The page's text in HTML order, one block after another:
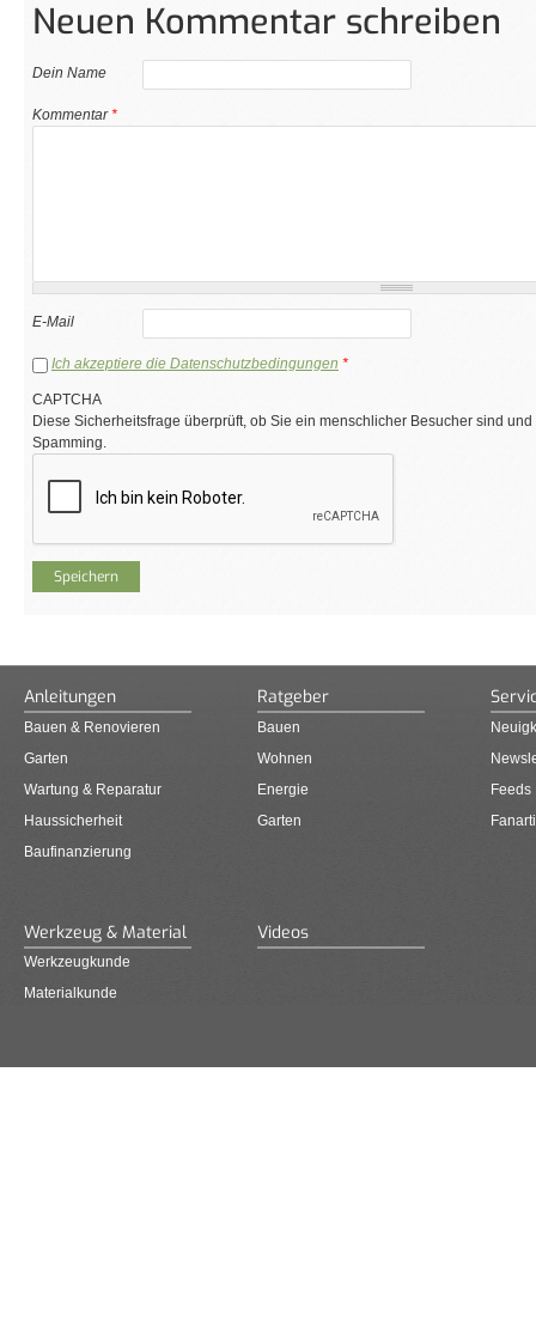
Neuen Kommentar schreiben
Dein Name
Kommentar*
E-Mail
Ich akzeptiere die Datenschutzbedingungen *
CAPTCHA
Diese Sicherheitsfrage überprüft, ob Sie ein menschlicher Besucher sind
Spamming.
Anleitungen
Bauen & Renovieren
Garten
Wartung & Reparatur
Haussicherheit
Baufinanzierung
Ratgeber
Bauen
Wohnen
Energie
Garten
Feeds
Werkzeug & Material
Werkzeugkunde
Materialkunde
Videos